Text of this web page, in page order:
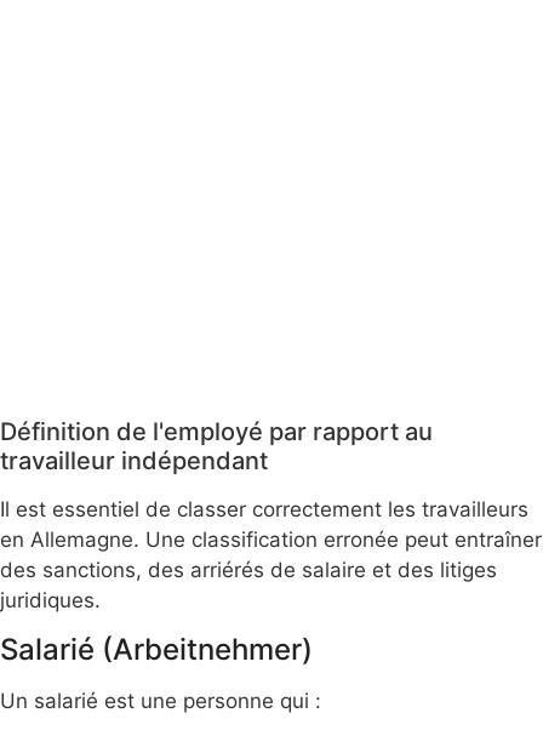
Définition de l'employé par rapport au
travailleur indépendant
Il est essentiel de classer correctement les travailleurs
en Allemagne. Une classification erronée peut entraîner
des sanctions, des arriérés de salaire et des litiges
juridiques.
Salarié (Arbeitnehmer)
Un salarié est une personne qui :